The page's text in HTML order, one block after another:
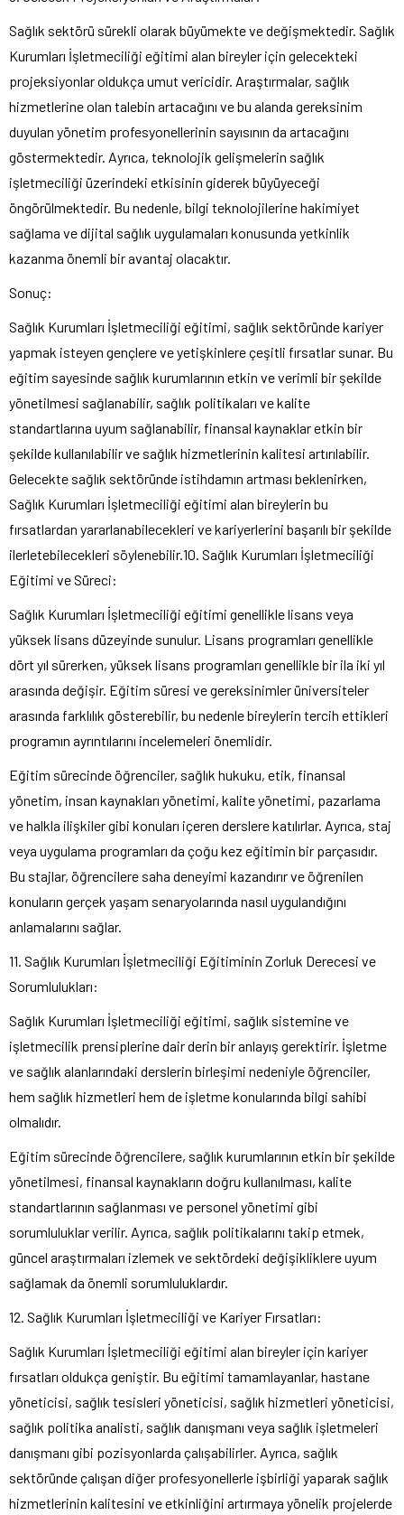
Sağlık sektörü sürekli olarak büyümekte ve değişmektedir. Sağlık
Kurumları İşletmeciliği eğitimi alan bireyler için gelecekteki
projeksiyonlar oldukça umut vericidir. Araştırmalar, sağlık
hizmetlerine olan talebin artacağını ve bu alanda gereksinim
duyulan yönetim profesyonellerinin sayısının da artacağını
göstermektedir. Ayrıca, teknolojik gelişmelerin sağlık
işletmeciliği üzerindeki etkisinin giderek büyüyeceği
öngörülmektedir. Bu nedenle, bilgi teknolojilerine hakimiyet
sağlama ve dijital sağlık uygulamaları konusunda yetkinlik
kazanma önemli bir avantaj olacaktır.
Sonuç:
Sağlık Kurumları İşletmeciliği eğitimi, sağlık sektöründe kariyer
yapmak isteyen gençlere ve yetişkinlere çeşitli fırsatlar sunar. Bu
eğitim sayesinde sağlık kurumlarının etkin ve verimli bir şekilde
yönetilmesi sağlanabilir, sağlık politikaları ve kalite
standartlarına uyum sağlanabilir, finansal kaynaklar etkin bir
şekilde kullanılabilir ve sağlık hizmetlerinin kalitesi artırılabilir.
Gelecekte sağlık sektöründe istihdamın artması beklenirken,
Sağlık Kurumları İşletmeciliği eğitimi alan bireylerin bu
fırsatlardan yararlanabilecekleri ve kariyerlerini başarılı bir şekilde
ilerletebilecekleri söylenebilir.10. Sağlık Kurumları İşletmeciliği
Eğitimi ve Süreci:
Sağlık Kurumları İşletmeciliği eğitimi genellikle lisans veya
yüksek lisans düzeyinde sunulur. Lisans programları genellikle
dört yıl sürerken, yüksek lisans programları genellikle bir ila iki yıl
arasında değişir. Eğitim süresi ve gereksinimler üniversiteler
arasında farklılık gösterebilir, bu nedenle bireylerin tercih ettikleri
programın ayrıntılarını incelemeleri önemlidir.
Eğitim sürecinde öğrenciler, sağlık hukuku, etik, finansal
yönetim, insan kaynakları yönetimi, kalite yönetimi, pazarlama
ve halkla ilişkiler gibi konuları içeren derslere katılırlar. Ayrıca, staj
veya uygulama programları da çoğu kez eğitimin bir parçasıdır.
Bu stajlar, öğrencilere saha deneyimi kazandırır ve öğrenilen
konuların gerçek yaşam senaryolarında nasıl uygulandığını
anlamalarını sağlar.
11. Sağlık Kurumları İşletmeciliği Eğitiminin Zorluk Derecesi ve
Sorumlulukları:
Sağlık Kurumları İşletmeciliği eğitimi, sağlık sistemine ve
işletmecilik prensiplerine dair derin bir anlayış gerektirir. İşletme
ve sağlık alanlarındaki derslerin birleşimi nedeniyle öğrenciler,
hem sağlık hizmetleri hem de işletme konularında bilgi sahibi
olmalıdır.
Eğitim sürecinde öğrencilere, sağlık kurumlarının etkin bir şekilde
yönetilmesi, finansal kaynakların doğru kullanılması, kalite
standartlarının sağlanması ve personel yönetimi gibi
sorumluluklar verilir. Ayrıca, sağlık politikalarını takip etmek,
güncel araştırmaları izlemek ve sektördeki değişikliklere uyum
sağlamak da önemli sorumluluklardır.
12. Sağlık Kurumları İşletmeciliği ve Kariyer Fırsatları:
Sağlık Kurumları İşletmeciliği eğitimi alan bireyler için kariyer
fırsatları oldukça geniştir. Bu eğitimi tamamlayanlar, hastane
yöneticisi, sağlık tesisleri yöneticisi, sağlık hizmetleri yöneticisi,
sağlık politika analisti, sağlık danışmanı veya sağlık işletmeleri
danışmanı gibi pozisyonlarda çalışabilirler. Ayrıca, sağlık
sektöründe çalışan diğer profesyonellerle işbirliği yaparak sağlık
hizmetlerinin kalitesini ve etkinliğini artırmaya yönelik projelerde